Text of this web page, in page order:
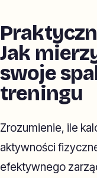
Jak
swoje
treningu
Zrozumienie, ile
aktywności
efektywnego